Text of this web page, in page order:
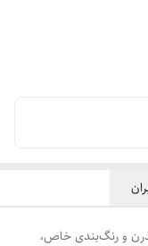
و رنگ‌بندی خاص،